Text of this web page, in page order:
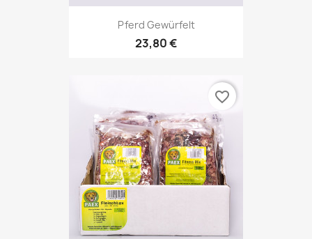
Pferd Gewürfelt
23,80 €
favorite_border